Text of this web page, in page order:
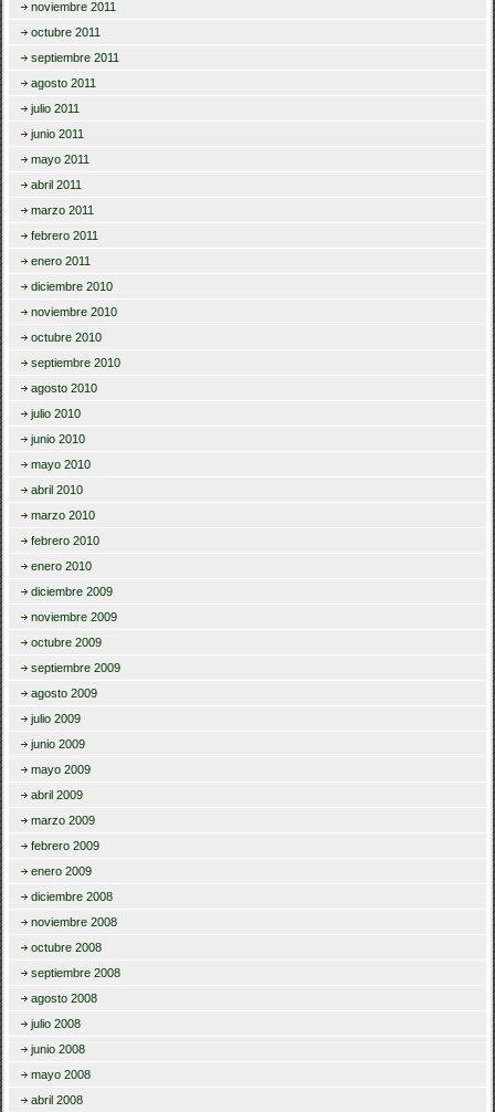
noviembre 2011
octubre 2011
septiembre 2011
agosto 2011
julio 2011
junio 2011
mayo 2011
abril 2011
marzo 2011
febrero 2011
enero 2011
diciembre 2010
noviembre 2010
octubre 2010
septiembre 2010
agosto 2010
julio 2010
junio 2010
mayo 2010
abril 2010
marzo 2010
febrero 2010
enero 2010
diciembre 2009
noviembre 2009
octubre 2009
septiembre 2009
agosto 2009
julio 2009
junio 2009
mayo 2009
abril 2009
marzo 2009
febrero 2009
enero 2009
diciembre 2008
noviembre 2008
octubre 2008
septiembre 2008
agosto 2008
julio 2008
junio 2008
mayo 2008
abril 2008